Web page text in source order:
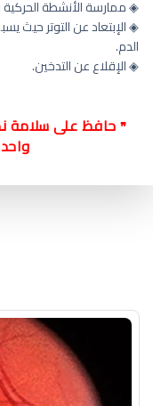
◈ ممارسة الأنشطة
◈ الإبتعاد عن التوتر
الدم.
◈ الإقلاع عن التدخين.
❞حافظ على سلامة